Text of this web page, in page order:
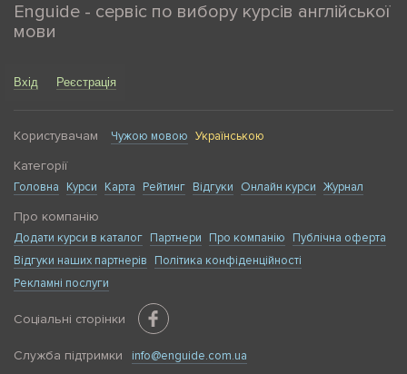
Enguide - сервіс по вибору курсів англійської
мови
Вхід Реєстрація
Користувачам Чужою мовою Українською
Категорії
Головна Курси Карта Рейтинг Відгуки Онлайн курси Журнал
Про компанію
Додати курси в каталог Партнери Про компанію
Публічна оферта
Відгуки наших партнерів
Політика конфіденційності
Рекламні послуги
Соціальні сторінки
Служба підтримки info@enguide.com.ua